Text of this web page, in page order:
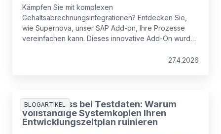
Kämpfen Sie mit komplexen
Gehaltsabrechnungsintegrationen? Entdecken Sie,
wie Supernova, unser SAP Add-on, Ihre Prozesse
vereinfachen kann. Dieses innovative Add-On wurde
Gehaltsabrechnungsintegration nahtlos und effizient
27.4.2026
BLOGARTIKEL
Der Engpass bei Testdaten: Warum
vollständige Systemkopien Ihren
Entwicklungszeitplan ruinieren